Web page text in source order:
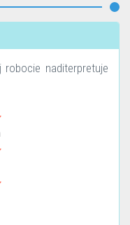
naditerpretuje